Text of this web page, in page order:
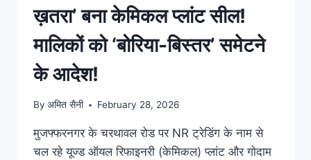
ख़तरा’ बना केमिकल प्लांट सील!
मालिकों को ‘बोरिया-बिस्तर’ समेटने
के आदेश!
By अमित सैनी February 28, 2026
मुजफ्फरनगर के चरथावल रोड पर NR ट्रेडिंग के नाम से
चल रहे यूज्ड ऑयल रिफाइनरी (केमिकल) प्लांट और गोदाम